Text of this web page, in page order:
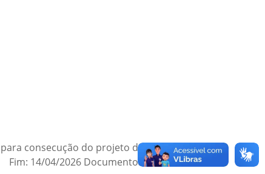
consecução do projeto de promoção da
14/04/2026 Documentos: 15/10/2024 –